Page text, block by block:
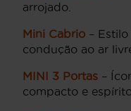
arrojado.
Mini Cabrio –
condução ao ar
MINI 3 Portas –
compacto e